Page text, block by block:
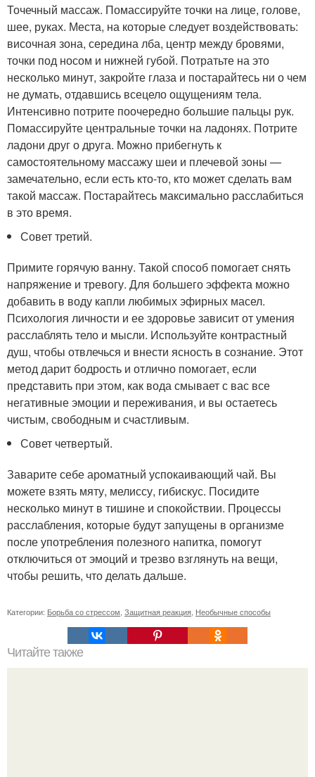
Точечный массаж. Помассируйте точки на лице, голове,
шее, руках. Места, на которые следует воздействовать:
височная зона, середина лба, центр между бровями,
точки под носом и нижней губой. Потратьте на это
несколько минут, закройте глаза и постарайтесь ни о чем
не думать, отдавшись всецело ощущениям тела.
Интенсивно потрите поочередно большие пальцы рук.
Помассируйте центральные точки на ладонях. Потрите
ладони друг о друга. Можно прибегнуть к
самостоятельному массажу шеи и плечевой зоны —
замечательно, если есть кто-то, кто может сделать вам
такой массаж. Постарайтесь максимально расслабиться
в это время.
Совет третий.
Примите горячую ванну. Такой способ помогает снять
напряжение и тревогу. Для большего эффекта можно
добавить в воду капли любимых эфирных масел.
Психология личности и ее здоровье зависит от умения
расслаблять тело и мысли. Используйте контрастный
душ, чтобы отвлечься и внести ясность в сознание. Этот
метод дарит бодрость и отлично помогает, если
представить при этом, как вода смывает с вас все
негативные эмоции и переживания, и вы остаетесь
чистым, свободным и счастливым.
Совет четвертый.
Заварите себе ароматный успокаивающий чай. Вы
можете взять мяту, мелиссу, гибискус. Посидите
несколько минут в тишине и спокойствии. Процессы
расслабления, которые будут запущены в организме
после употребления полезного напитка, помогут
отключиться от эмоций и трезво взглянуть на вещи,
чтобы решить, что делать дальше.
Категории: Борьба со стрессом Защитная реакция Необычные способы
Читайте также